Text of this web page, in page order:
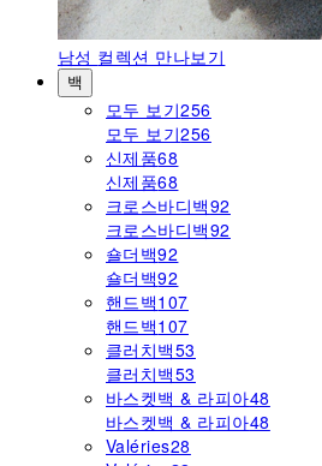
남성 컬렉션 만나보기
백
모두 보기256
모두 보기256
신제품68
신제품68
크로스바디백92
크로스바디백92
숄더백92
숄더백92
핸드백107
핸드백107
클러치백53
클러치백53
바스켓백 & 라피아48
바스켓백 & 라피아48
Valéries28